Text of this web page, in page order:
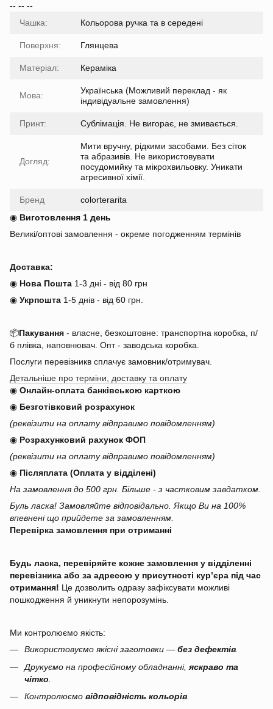
-- -- --
Чашка:
Кольорова ручка та в середені
Поверхня: Глянцева
Матеріал: Кераміка
Мова:
Українська (Можливий переклад - як
індивідуальне замовлення)
Принт: Сублімація. Не вигорає, не змивається.
Догляд:
Мити вручну, рідкими засобами. Без сіток
та абразивів. Не використовувати
посудомийку та мікрохвильовку. Уникати
агресивної хімії.
Бренд
colorterarita
◉ Виготовлення 1 день
Великі/оптові замовлення - окреме погодженням термінів
Доставка:
◉ Нова Пошта 1-3 дні - від 80 грн
◉ Укрпошта 1-5 днів - від 60 грн.
📦Пакування - власне, безкоштовне: транспортна коробка, п/
б плівка, наповнювач. Опт - заводська коробка.
Послуги перевізникв сплачує замовник/отримувач.
Детальніше про терміни, доставку та оплату
◉ Онлайн-оплата банківською карткою
◉ Безготівковий розрахунок
(реквізити на оплату відправимо повідомленням)
◉ Розрахунковий рахунок ФОП
(реквізити на оплату відправимо повідомленням)
◉ Післяплата (Оплата у відділені)
На замовлення до 500 грн. Більше - з частковим завдатком.
Буль ласка! Замовляйте відповідально. Якщо Ви на 100%
впевнені що прийдете за замовленням.
Перевірка замовлення при отриманні
Будь ласка, перевіряйте кожне замовлення у відділенні
перевізника або за адресою у присутності кур’єра під час
отримання! Це дозволить одразу зафіксувати можливі
пошкодження й уникнути непорозумінь.
Ми контролюємо якість:
Використовуємо якісні заготовки — без дефектів
Друкуємо на професійному обладнанні, яскраво та
чітко
Контролюємо відповідність кольорів